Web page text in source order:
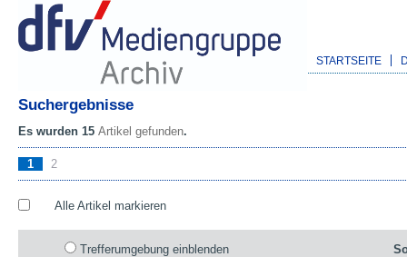
STARTSEITE
Suchergebnisse
Es wurden 15 Artikel gefunden.
1 2
Alle Artikel markieren
Trefferumgebung einblenden